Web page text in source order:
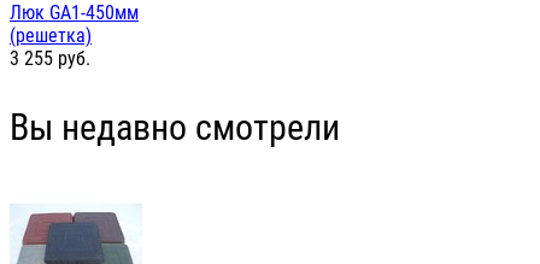
Люк GА1-450мм
(решетка)
3 255 руб.
Вы недавно смотрели